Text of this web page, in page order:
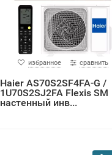
избранное сравнить
Haier AS70S2SF4FA-G /
1U70S2SJ2FA Flexis SM
настенный инв...